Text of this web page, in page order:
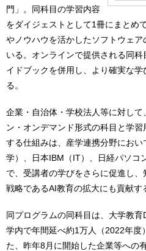
門」。同科目の学習内容
をダイジェストとして1冊にまとめ
やノウハウを活かしたソフトウェ
いる。オンラインで提供される同
イドブックを併用し、より確実な
る。
企業・自治体・学校法人等に対し
ン・オンデマンド形式の科目と学
する仕組みは、産学連携分野にお
学）、日本IBM（IT）、日経パソコ
で、受講者の学びをさらに促進し
戦略であるAI教育の拡大にも貢献す
同プログラムの同科目は、大学教
学内で年間延べ約1万人（2022年度
た、昨年8月に開始した企業等への